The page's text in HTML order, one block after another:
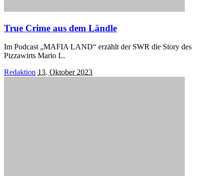
True Crime aus dem Ländle
Im Podcast „MAFIA LAND“ erzählt der SWR die Story des
Pizzawirts Mario L.
Posted
Redaktion 13. Oktober 2023